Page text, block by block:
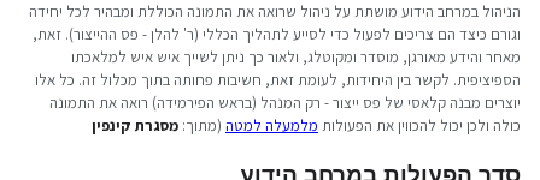
הניהול במרחב הידוע מושתת על ניהול שרואה את התמונה הכוללת ומבהיר לכל יחידה
וגורם כיצד הם צריכים לפעול כדי לסייע לתהליך הכללי (ר' להלן - פס ההייצור). זאת,
מאחר והידע מאורגן, מוסדר ומקוטלג, ולאור כך ניתן לשייך איש איש למלאכתו
הספיציפית. לקשר בין היחידות, לעומת זאת, חשיבות פחותה בתוך מכלול זה. כל אלו
יוצרים מבנה קלאסי של פס ייצור - רק המנהל (בראש הפירמידה) רואה את התמונה
כולה ולכן יכול להכווין את הפעולות מלמעלה למטה (מתוך: מסגרת קינפין
סדר הפעולות במרחב הידוע